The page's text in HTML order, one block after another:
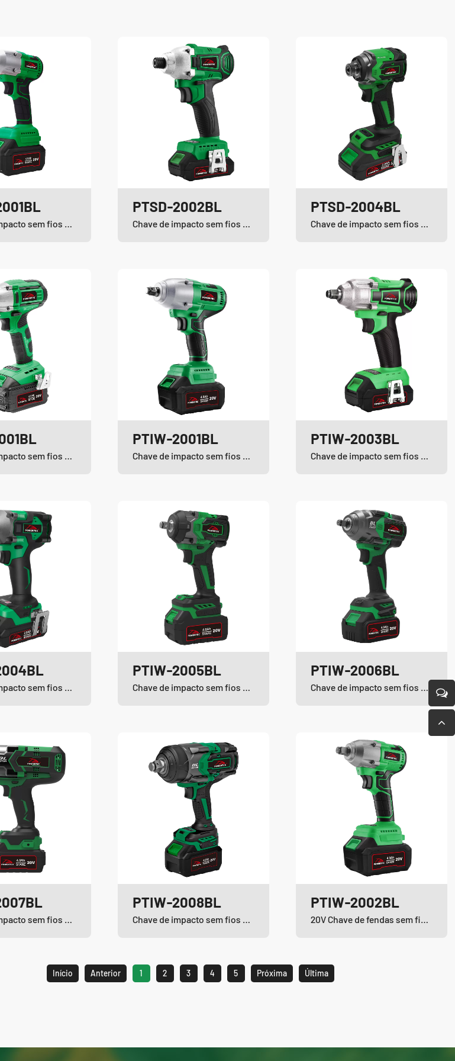
Chave de impacto sem fios e sem escovas de iões de lítio
PTSD-2002BL
Chave de impacto sem fios e sem escovas de iões de lítio
PTSD-2004BL
Chave de impacto sem fios e sem escovas de iões de lítio
PTIW-2001BL PTIW-2003BL
Chave de impacto sem fios e sem escovas de iões de lítio
PTIW-2005BL
Chave de impacto sem fios e sem escovas de iões de lítio
PTIW-2006BL
Chave de impacto sem fios e sem escovas de iões de lítio
Chave de impacto sem fios e sem escovas de iões de lítio
PTIW-2008BL
Chave de impacto sem fios e sem escovas de iões de lítio
PTIW-2002BL
20V Chave de fendas sem fio sem escova
Início Anterior 1 2 3 4 5 Próxima Última